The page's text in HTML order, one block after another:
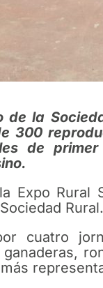
la
300
de
Expo
Rural.
cuatro